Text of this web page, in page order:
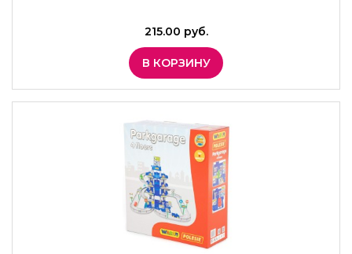
215.00 руб.
В КОРЗИНУ